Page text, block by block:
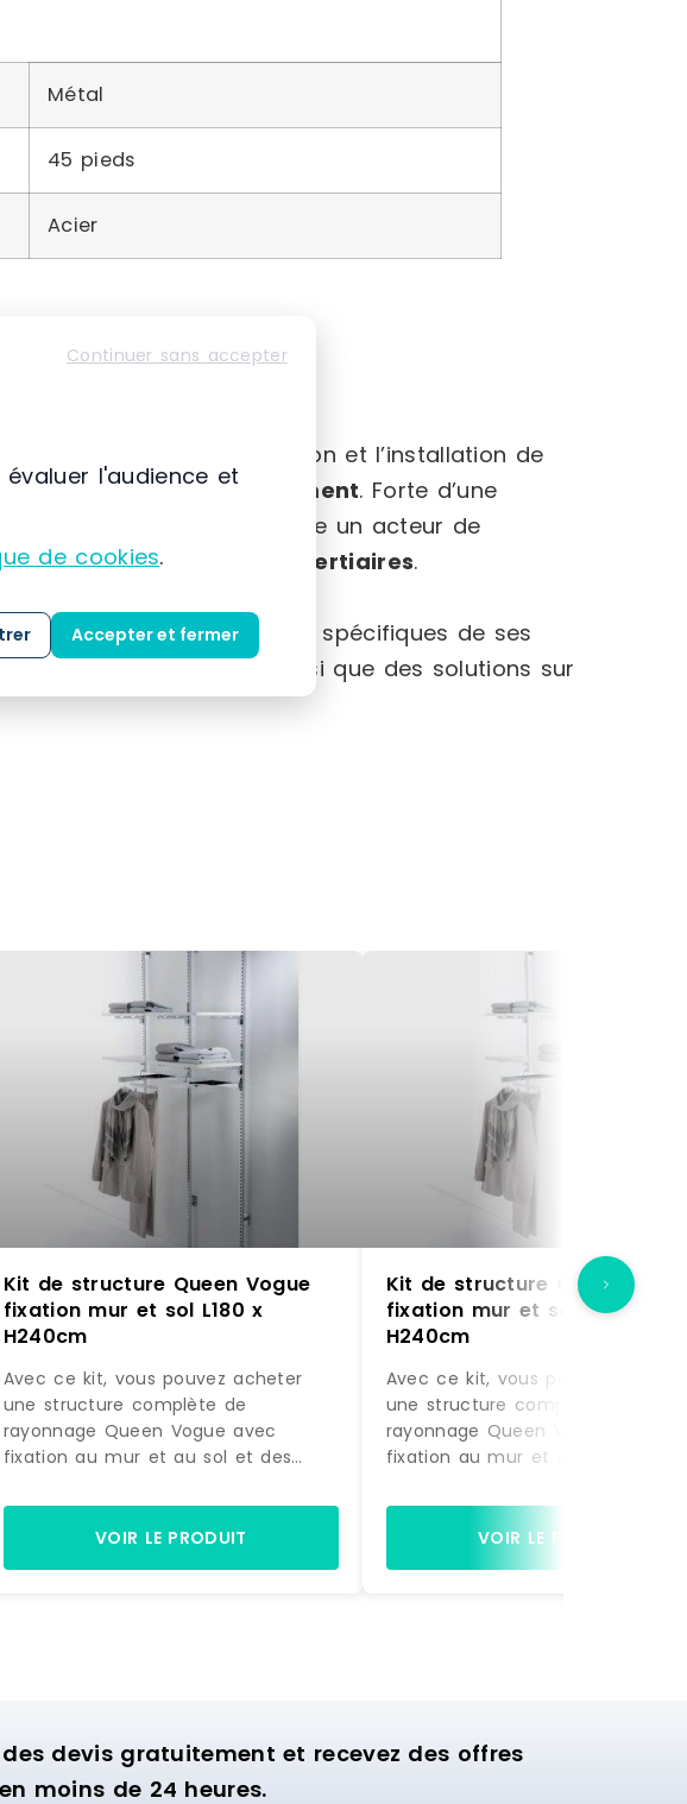
Métal
45 pieds
Acier
Rhône-Alpes
la commercialisation et l’installation de
classementet aurangement. Forte d’une
s’impose comme un acteur de
espaces industriels et tertiaires.
métiers et des besoins spécifiques de ses
complète de produits ainsi que des solutions sur
Kit de structure Queen Vogue
fixation mur et sol L180 x
H240cm
Avec ce kit, vous pouvez acheter
une structure complète de
rayonnage Queen Vogue avec
fixation au mur et au sol et des
la photo, prête à être montée.
Equipée de 4 étagères et de 2 bras
de suspension, cette structure est
VOIR LE PRODUIT
Kit de structure Queen
fixation mur et sol L180 x
H240cm
Avec ce kit, vous pouvez acheter
une structure complète de
rayonnage Queen Vogue avec
fixation au mur et au sol et des
la photo, prête à être montée.
Equipée de 4 étagères et de 2
de suspension, cette structure
VOIR LE PRODUIT
devis gratuitement et recevez des offres
moins de 24 heures.
Continuer sans accepter
l'audience et
de cookies.
Accepter et fermer